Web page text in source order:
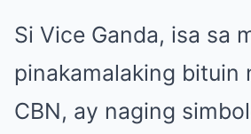
Si Vice Ganda, isa sa
pinakamalaking bituin
CBN, ay naging